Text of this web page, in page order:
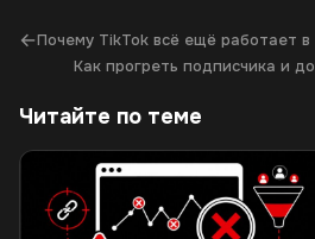
←Почему TikTok всё ещё работает в
Как прогреть подписчика и
Читайте по теме